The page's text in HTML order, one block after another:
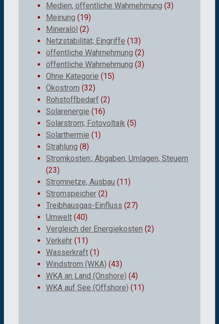
Medien, öffentliche Wahrnehmung (3)
Meinung (19)
Mineralöl (2)
Netzstabilität; Eingriffe (13)
öffentliche Wahrnehmung (2)
öffentliche Wahrnehmung (3)
Ohne Kategorie (15)
Ökostrom (32)
Rohstoffbedarf (2)
Solarenergie (16)
Solarstrom; Fotovoltaik (5)
Solarthermie (1)
Strahlung (8)
Stromkosten:; Abgaben, Umlagen, Steuern
(23)
Stromnetze, Ausbau (11)
Stromspeicher (2)
Treibhausgas-Einfluss (27)
Umwelt (40)
Vergleich der Energiekosten (2)
Verkehr (11)
Wasserkraft (1)
Windstrom (WKA) (43)
WKA an Land (Onshore) (4)
WKA auf See (Offshore) (11)